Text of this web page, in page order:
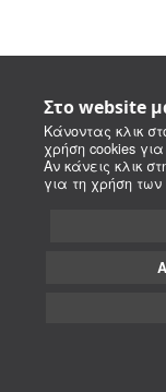
Στο website
Κάνοντας κλικ
χρήση cookies
Αν κάνεις κλικ
για τη χρήση